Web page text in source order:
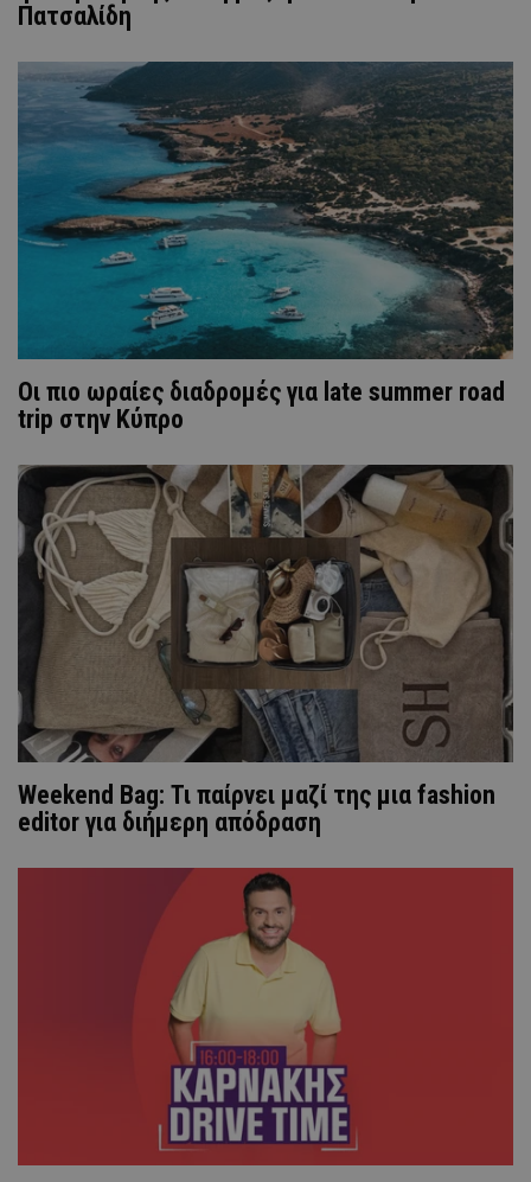
Πατσαλίδη
Οι πιο ωραίες διαδρομές για late summer road
trip στην Κύπρο
Weekend Bag: Τι παίρνει μαζί της μια fashion
editor για διήμερη απόδραση